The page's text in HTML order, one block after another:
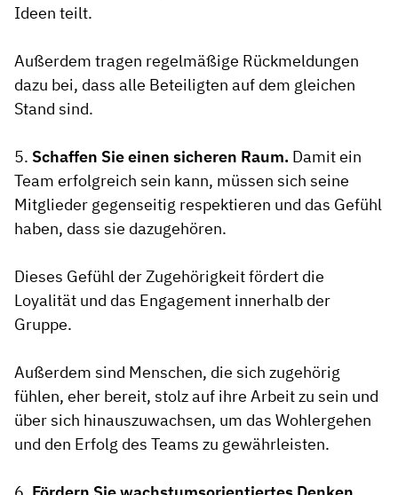
Ideen teilt.
Außerdem tragen regelmäßige Rückmeldungen
dazu bei, dass alle Beteiligten auf dem gleichen
Stand sind.
5. Schaffen Sie einen sicheren Raum. Damit ein
Team erfolgreich sein kann, müssen sich seine
Mitglieder gegenseitig respektieren und das Gefühl
haben, dass sie dazugehören.
Dieses Gefühl der Zugehörigkeit fördert die
Loyalität und das Engagement innerhalb der
Gruppe.
Außerdem sind Menschen, die sich zugehörig
fühlen, eher bereit, stolz auf ihre Arbeit zu sein und
über sich hinauszuwachsen, um das Wohlergehen
und den Erfolg des Teams zu gewährleisten.